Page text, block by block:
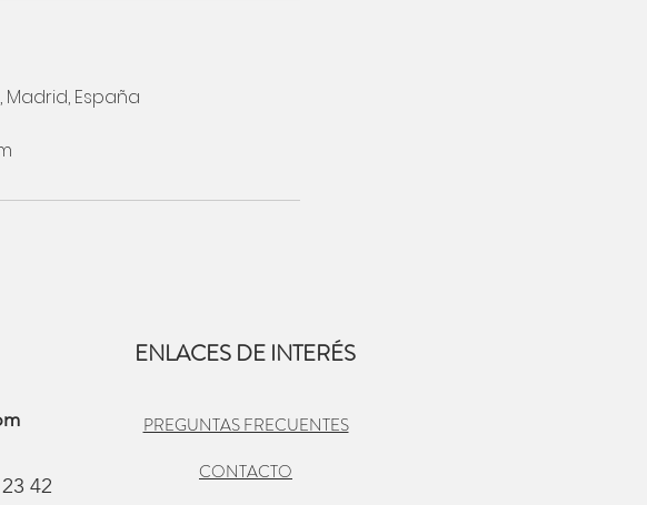
España
ENLACES DE INTERÉS
42
PREGUNTAS FRECUENTES
CONTACTO